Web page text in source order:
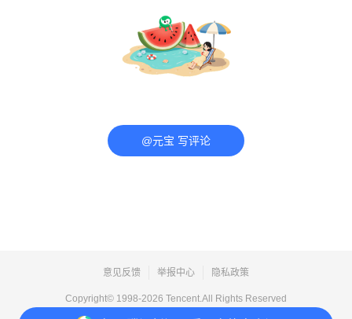
@元宝 写评论
意见反馈 举报中心 隐私政策
Copyright© 1998-2026 Tencent.All Rights Reserved